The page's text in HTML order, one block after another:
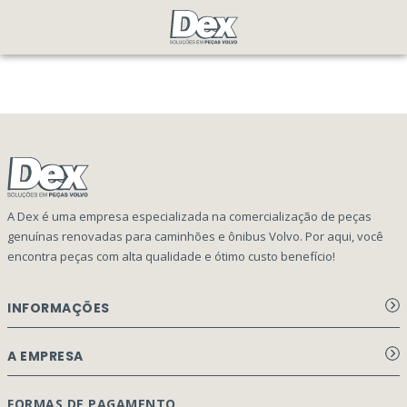
A Dex é uma empresa especializada na comercialização de peças
genuínas renovadas para caminhões e ônibus Volvo. Por aqui, você
encontra peças com alta qualidade e ótimo custo benefício!
INFORMAÇÕES
Aviso de privacidade Dex Peças
A EMPRESA
Página Principal
FORMAS DE PAGAMENTO